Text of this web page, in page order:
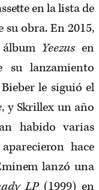
en la lista de
obra. En 2015,
Yeezus en
su lanzamiento
le siguió el
, y Skrillex un año
habido varias
hace
lanzó una
LP(1999) en